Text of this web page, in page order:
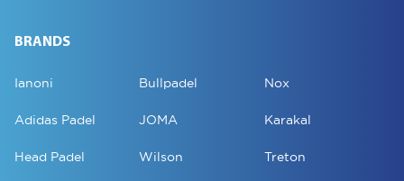
BRANDS
Ianoni Bullpadel Nox
Adidas Padel JOMA Karakal
Head Padel Wilson Treton